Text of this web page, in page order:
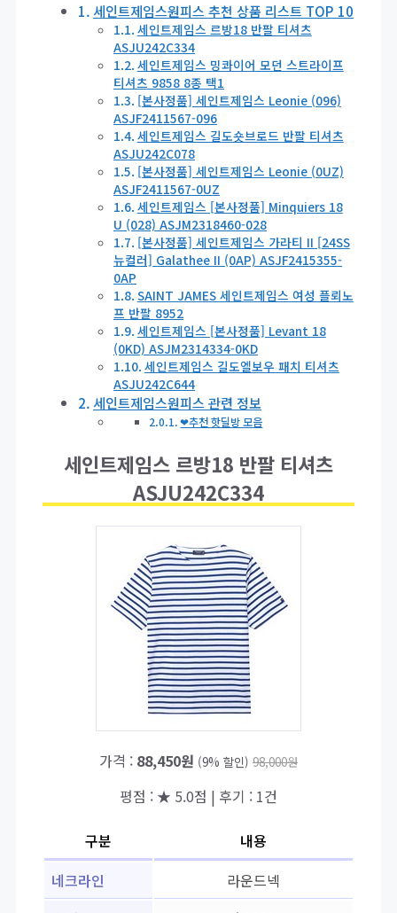
세인트제임스원피스 추천 상품 리스트 TOP 10
세인트제임스 르방18 반팔 티셔츠
ASJU242C334
세인트제임스 밍콰이어 모던 스트라이프
티셔츠 9858 8종 택1
[본사정품] 세인트제임스 Leonie (096)
ASJF2411567-096
세인트제임스 길도숏브로드 반팔 티셔츠
ASJU242C078
[본사정품] 세인트제임스 Leonie (0UZ)
ASJF2411567-0UZ
세인트제임스 [본사정품] Minquiers 18
U (028) ASJM2318460-028
[본사정품] 세인트제임스 가라티 II [24SS
뉴컬러] Galathee II (0AP) ASJF2415355-
0AP
SAINT JAMES 세인트제임스 여성 플뢰노
프 반팔 8952
세인트제임스 [본사정품] Levant 18
(0KD) ASJM2314334-0KD
세인트제임스 길도엘보우 패치 티셔츠
ASJU242C644
세인트제임스원피스 관련 정보
❤추천 핫딜방 모음
세인트제임스 르방18 반팔 티셔츠
ASJU242C334
가격 : 88,450원 (9% 할인) 98,000원
평점 : ★ 5.0점 | 후기 : 1건
구분
내용
네크라인
라운드넥